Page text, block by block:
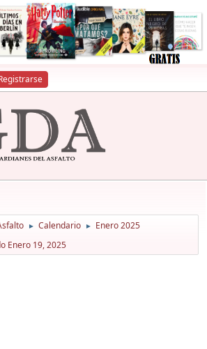
► Calendario ► Enero 2025
Enero 19, 2025